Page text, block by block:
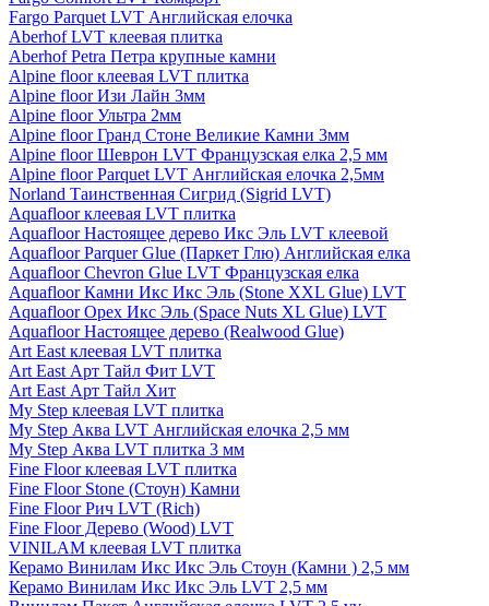
Fargo Parquet LVT Английская елочка
Aberhof LVT клеевая плитка
Aberhof Petra Петра крупные камни
Alpine floor клеевая LVT плитка
Alpine floor Изи Лайн 3мм
Alpine floor Ультра 2мм
Alpine floor Гранд Стоне Великие Камни 3мм
Alpine floor Шеврон LVT Французская елка 2,5 мм
Alpine floor Parquet LVT Английская елочка 2,5мм
Norland Таинственная Сигрид (Sigrid LVT)
Aquafloor клеевая LVT плитка
Aquafloor Настоящее дерево Икс Эль LVT клеевой
Aquafloor Parquer Glue (Паркет Глю) Английская елка
Aquafloor Chevron Glue LVT Французская елка
Aquafloor Камни Икс Икс Эль (Stone XXL Glue) LVT
Aquafloor Орех Икс Эль (Space Nuts XL Glue) LVT
Aquafloor Настоящее дерево (Realwood Glue)
Art East клеевая LVT плитка
Art East Арт Тайл Фит LVT
Art East Арт Тайл Хит
My Step клеевая LVT плитка
My Step Аква LVT Английская елочка 2,5 мм
My Step Аква LVT плитка 3 мм
Fine Floor клеевая LVT плитка
Fine Floor Stone (Стоун) Камни
Fine Floor Рич LVT (Rich)
Fine Floor Дерево (Wood) LVT
VINILAM клеевая LVT плитка
Керамо Винилам Икс Икс Эль Стоун (Камни ) 2,5 мм
Керамо Винилам Икс Икс Эль LVT 2,5 мм